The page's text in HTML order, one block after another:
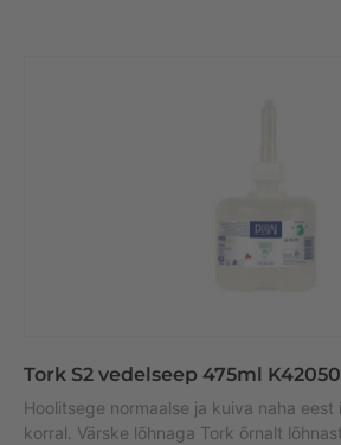
Tork S2 vedelseep 475ml
Hoolitsege normaalse ja kuiva naha
korral. Värske lõhnaga Tork õrnalt